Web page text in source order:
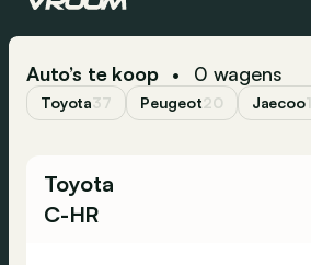
Auto’s te koop • 0 wagens
Toyota37 Peugeot20 Jaecoo
Toyota
C-HR